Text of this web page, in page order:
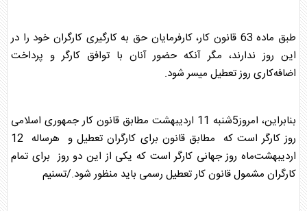
طبق ماده 63 قانون کار، کارفرمایان حق به کارگیری کارگران خود را در
این روز ندارند، مگر آنکه حضور آنان با توافق کارگر و پرداخت
اضافه‌کاری روز تعطیل میسر شود.
بنابراین، امروز5شنبه 11 اردیبهشت مطابق قانون کار جمهوری اسلامی
روز کارگراست که مطابق قانون برای کارگران
تعطیل و هرساله 12
اردیبهشت‌ماه روز جهانی کارگر است که یکی از این دو روز برای تمام
کارگران مشمول قانون کار تعطیل رسمی باید منظور شود./تسنیم